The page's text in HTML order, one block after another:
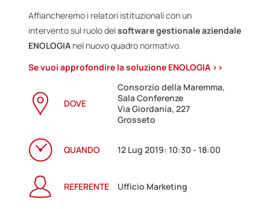
Affiancheremo i relatori istituzionali con un
intervento sul ruolo delsoftware gestionale aziendale
ENOLOGIA nel nuovo quadro normativo.
Se vuoi approfondire la soluzione ENOLOGIA >>
DOVE
Consorzio della Maremma,
Sala Conferenze
Via Giordania, 227
Grosseto
QUANDO 12 Lug 2019: 10:30 - 18:00
REFERENTE Ufficio Marketing